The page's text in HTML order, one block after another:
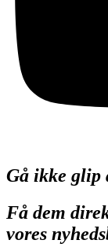
Gå ikke glip
Få dem
vores